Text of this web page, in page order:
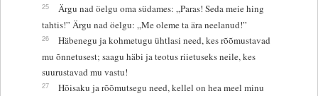
25
Ärgu nad öelgu oma südames: „Paras! Seda meie hing
tahtis!” Ärgu nad öelgu: „Me oleme ta ära neelanud!”
26
Häbenegu ja kohmetugu ühtlasi need, kes rõõmustavad
mu õnnetusest; saagu häbi ja teotus riietuseks neile, kes
suurustavad mu vastu!
27
Hõisaku ja rõõmutsegu need, kellel on hea meel minu